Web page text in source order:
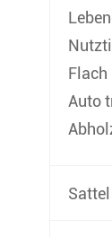
Flach
Auto